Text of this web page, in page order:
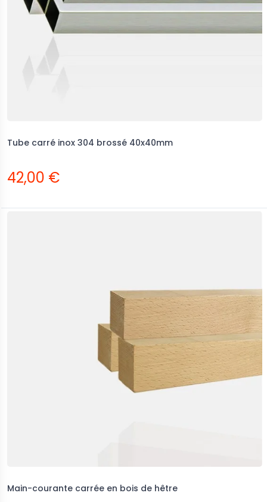
Tube carré inox 304 brossé 40x40mm
42,00 €
Main-courante carrée en bois de hêtre